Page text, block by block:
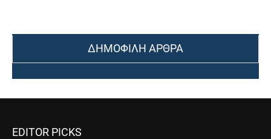
ΔΗΜΟΦΙΛΗ ΑΡΘΡΑ
EDITOR PICKS